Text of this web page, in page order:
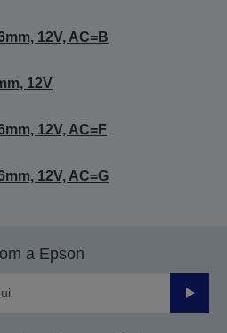
12V, AC=B
12V
12V, AC=F
12V, AC=G
a Epson
Enviar